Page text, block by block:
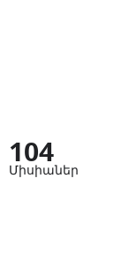
104
Միսիաներ